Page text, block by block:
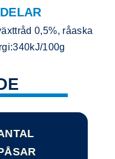
0,5%, råaska
100g